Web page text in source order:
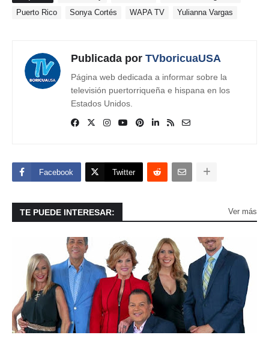
Puerto Rico
Sonya Cortés WAPA TV Yulianna Vargas
Publicada por TVboricuaUSA
Página web dedicada a informar sobre la
televisión puertorriqueña e hispana en los
Estados Unidos.
Facebook Twitter
TE PUEDE INTERESAR: Ver más